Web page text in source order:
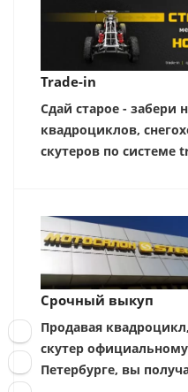
Trade-in
Сдай старое - забери
квадроциклов,
скутеров по системе
Срочный выкуп
Продавая
скутер официальному
Петербурге, вы